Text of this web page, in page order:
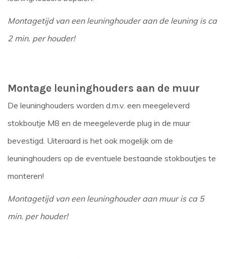
Montagetijd van een leuninghouder aan de leuning is ca
2 min. per houder!
Montage leuninghouders aan de muur
De leuninghouders worden d.m.v. een meegeleverd
stokboutje M8 en de meegeleverde plug in de muur
bevestigd. Uiteraard is het ook mogelijk om de
leuninghouders op de eventuele bestaande stokboutjes te
monteren!
Montagetijd van een leuninghouder aan muur is ca 5
min. per houder!